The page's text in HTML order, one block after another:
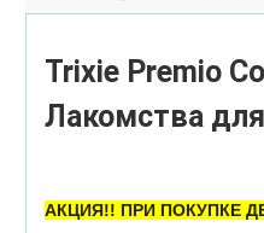
Trixie Premio
Лакомства
АКЦИЯ!! ПРИ ПОКУПКЕ